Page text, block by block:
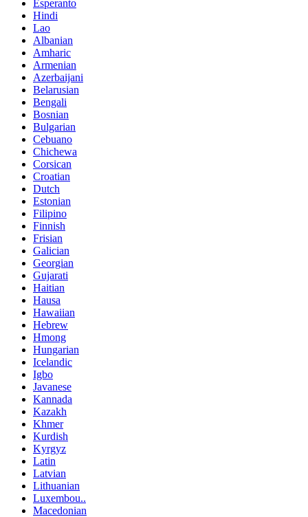
Esperanto
Hindi
Lao
Albanian
Amharic
Armenian
Azerbaijani
Belarusian
Bengali
Bosnian
Bulgarian
Cebuano
Chichewa
Corsican
Croatian
Dutch
Estonian
Filipino
Finnish
Frisian
Galician
Georgian
Gujarati
Haitian
Hausa
Hawaiian
Hebrew
Hmong
Hungarian
Icelandic
Igbo
Javanese
Kannada
Kazakh
Khmer
Kurdish
Kyrgyz
Latin
Latvian
Lithuanian
Luxembou..
Macedonian